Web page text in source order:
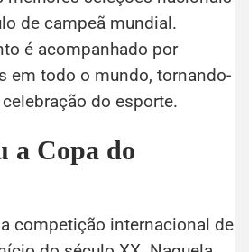
de campeã mundial.
é acompanhado por
em todo o mundo, tornando-
do esporte.
a Copa do
competição internacional de